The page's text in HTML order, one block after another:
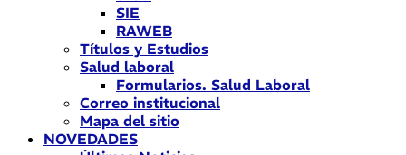
SIE
RAWEB
Títulos y Estudios
Salud laboral
Formularios. Salud Laboral
Correo institucional
Mapa del sitio
NOVEDADES